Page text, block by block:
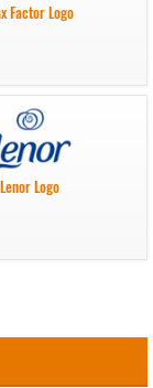
Factor Logo
Lenor Logo